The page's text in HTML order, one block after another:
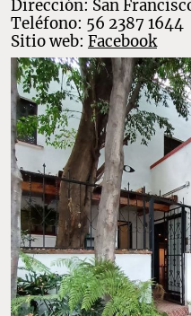
encuentro entre
ofreciendo eventos
impulsar laliteratura en la
acogedor, con unabarra de
disfrutar de una bebida
Dirección: San
Teléfono: 56 2387 1644
Sitio web: Facebook